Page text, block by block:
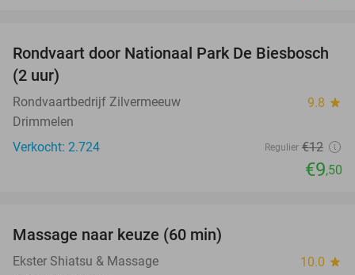
21%
Rondvaart door Nationaal Park De Biesbosch
(2 uur)
Rondvaartbedrijf Zilvermeeuw 9.8 star
Drimmelen
Verkocht: 2.724
Regulier €12
€9,50
Massage naar keuze (60 min)
Ekster Shiatsu & Massage 10.0 star